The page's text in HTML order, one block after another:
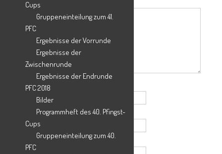
Kommentar
Name*
E-Mail-Adresse*
Cups
Gruppeneinteilung zum 41.
PFC
Ergebnisse der Vorrunde
Ergebnisse der
Zwischenrunde
Ergebnisse der Endrunde
PFC 2018
Bilder
Programmheft des 40. Pfingst-
Cups
Gruppeneinteilung zum 40.
PFC